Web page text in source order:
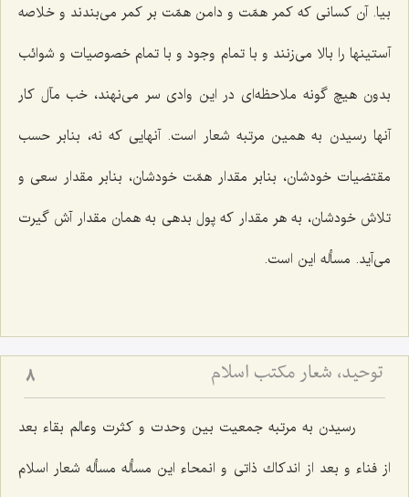
بیا. آن كسانی كه كمر همّت و دامن همّت بر كمر می‌بندند و خلاصه
آستینها را بالا می‌زنند و با تمام وجود و با تمام خصوصیات و شوائب
بدون هیچ گونه ملاحظه‌ای در این وادی سر می‌نهند، خب مآل كار
آنها رسیدن به همین مرتبه شعار است. آنهایی كه نه، بنابر حسب
مقتضیات خودشان، بنابر مقدار همّت خودشان، بنابر مقدار سعی و
تلاش خودشان، به هر مقدار كه پول بدهی به همان مقدار آش گیرت
می‌آید. مسأله این است.
توحید، شعار مكتب اسلام 8
رسیدن به مرتبه جمعیت بین وحدت و كثرت وعالم بقاء بعد
از فناء و بعد از اندكاك ذاتی و انمحاء این مسأله مسأله شعار اسلام